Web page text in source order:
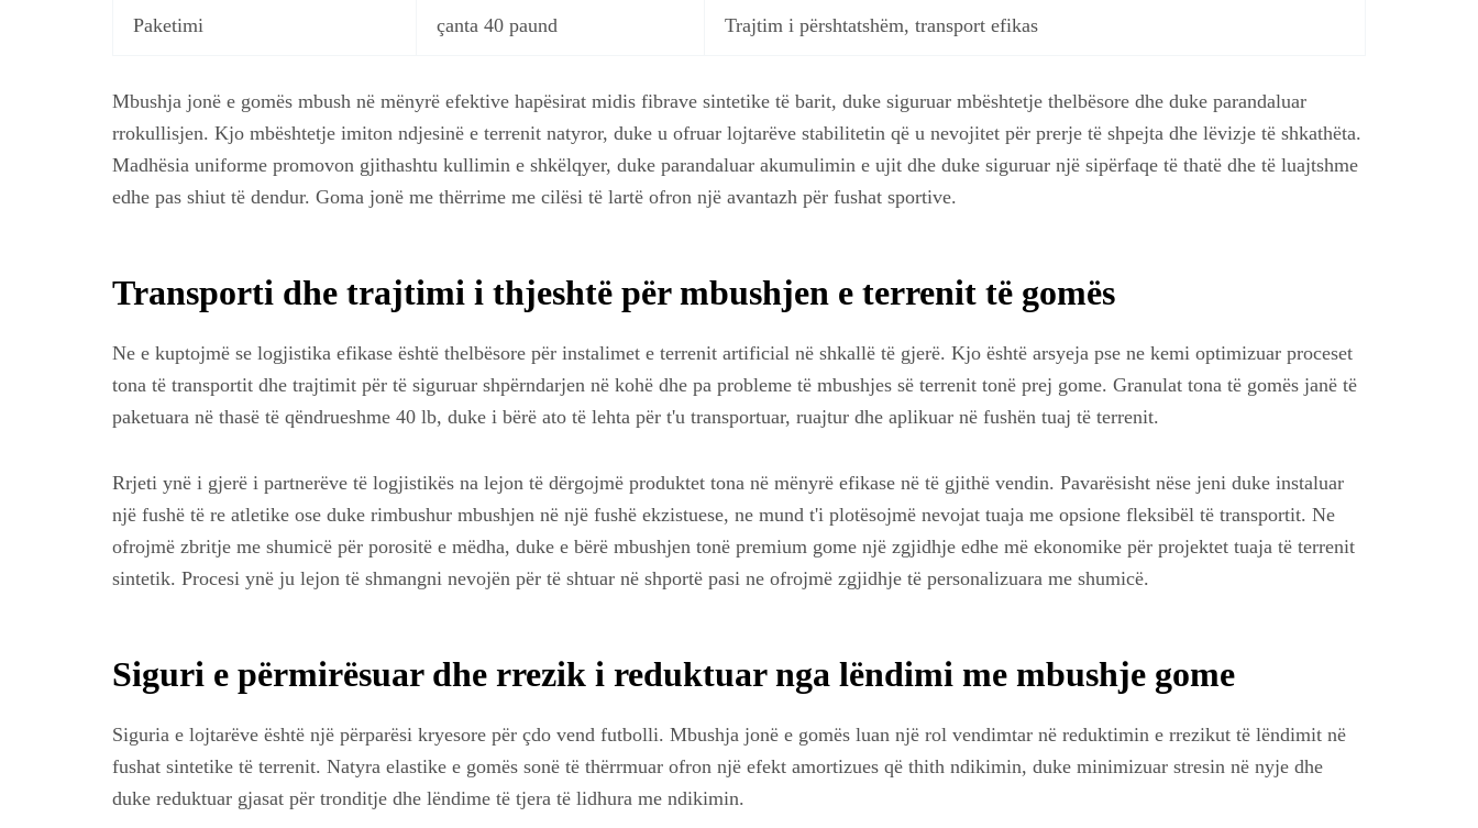
Paketimi çanta 40 paund Trajtim i përshtatshëm, transport efikas
Mbushja jonë e gomës mbush në mënyrë efektive hapësirat midis fibrave sintetike të barit, duke siguruar mbështetje thelbësore dhe duke parandaluar
rrokullisjen. Kjo mbështetje imiton ndjesinë e terrenit natyror, duke u ofruar lojtarëve stabilitetin që u nevojitet për prerje të shpejta dhe lëvizje të shkathëta.
Madhësia uniforme promovon gjithashtu kullimin e shkëlqyer, duke parandaluar akumulimin e ujit dhe duke siguruar një sipërfaqe të thatë dhe të luajtshme
edhe pas shiut të dendur. Goma jonë me thërrime me cilësi të lartë ofron një avantazh për fushat sportive.
Transporti dhe trajtimi i thjeshtë për mbushjen e terrenit të gomës
Ne e kuptojmë se logjistika efikase është thelbësore për instalimet e terrenit artificial në shkallë të gjerë. Kjo është arsyeja pse ne kemi optimizuar proceset
tona të transportit dhe trajtimit për të siguruar shpërndarjen në kohë dhe pa probleme të mbushjes së terrenit tonë prej gome. Granulat tona të gomës janë të
paketuara në thasë të qëndrueshme 40 lb, duke i bërë ato të lehta për t'u transportuar, ruajtur dhe aplikuar në fushën tuaj të terrenit.
Rrjeti ynë i gjerë i partnerëve të logjistikës na lejon të dërgojmë produktet tona në mënyrë efikase në të gjithë vendin. Pavarësisht nëse jeni duke instaluar
një fushë të re atletike ose duke rimbushur mbushjen në një fushë ekzistuese, ne mund t'i plotësojmë nevojat tuaja me opsione fleksibël të transportit. Ne
ofrojmë zbritje me shumicë për porositë e mëdha, duke e bërë mbushjen tonë premium gome një zgjidhje edhe më ekonomike për projektet tuaja të terrenit
sintetik. Procesi ynë ju lejon të shmangni nevojën për të shtuar në shportë pasi ne ofrojmë zgjidhje të personalizuara me shumicë.
Siguri e përmirësuar dhe rrezik i reduktuar nga lëndimi me mbushje gome
Siguria e lojtarëve është një përparësi kryesore për çdo vend futbolli. Mbushja jonë e gomës luan një rol vendimtar në reduktimin e rrezikut të lëndimit në
fushat sintetike të terrenit. Natyra elastike e gomës sonë të thërrmuar ofron një efekt amortizues që thith ndikimin, duke minimizuar stresin në nyje dhe
duke reduktuar gjasat për tronditje dhe lëndime të tjera të lidhura me ndikimin.